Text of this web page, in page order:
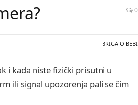
0
BRIGA O BEBI
i kada niste fizički prisutni u
ili signal upozorenja pali se čim